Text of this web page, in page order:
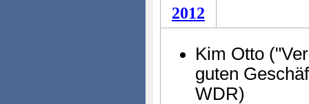
2012
Kim Otto
guten
WDR)